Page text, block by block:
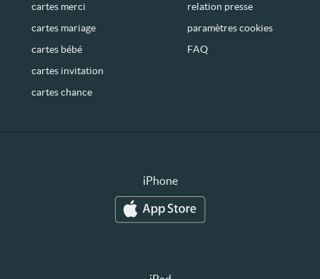
cartes merci
cartes mariage
cartes bébé
cartes invitation
cartes chance
relation presse
paramètres cookies
FAQ
iPhone